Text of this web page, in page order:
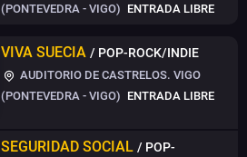
(PONTEVEDRA - VIGO) ENTRADA LIBRE
VIVA SUECIA / POP-ROCK/INDIE
AUDITORIO DE CASTRELOS. VIGO
(PONTEVEDRA - VIGO) ENTRADA LIBRE
SEGURIDAD SOCIAL / POP-